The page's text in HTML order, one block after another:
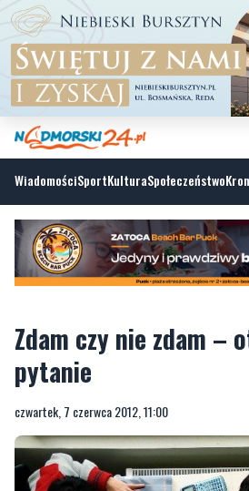
WiadomościSportKulturaSpołeczeństwo
Zdam czy nie zdam –
pytanie
czwartek, 7 czerwca 2012, 11:00